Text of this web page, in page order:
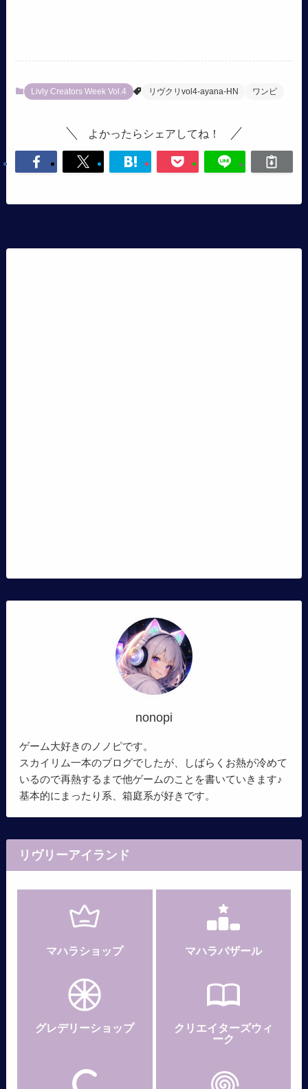
Livly Creators Week Vol.4 リヴクリvol4-ayana-HN ワンピ
よかったらシェアしてね！
nonopi
ゲーム大好きのノノピです。
スカイリム一本のブログでしたが、しばらくお熱が冷めて
いるので再熱するまで他ゲームのことを書いていきます♪
基本的にまったり系、箱庭系が好きです。
リヴリーアイランド
マハラショップ マハラバザール
グレデリーショップ
クリエイターズウィ
ーク